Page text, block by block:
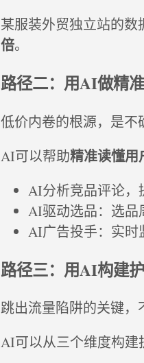
某服装外贸独立站的数
倍。
路径二：用AI做精
低价内卷的根源，是不
AI可以帮助精准读懂用
AI分析竞品评论，
AI驱动选品：选品
AI广告投手：实时
路径三：用AI构建
跳出流量陷阱的关键，
AI可以从三个维度构建